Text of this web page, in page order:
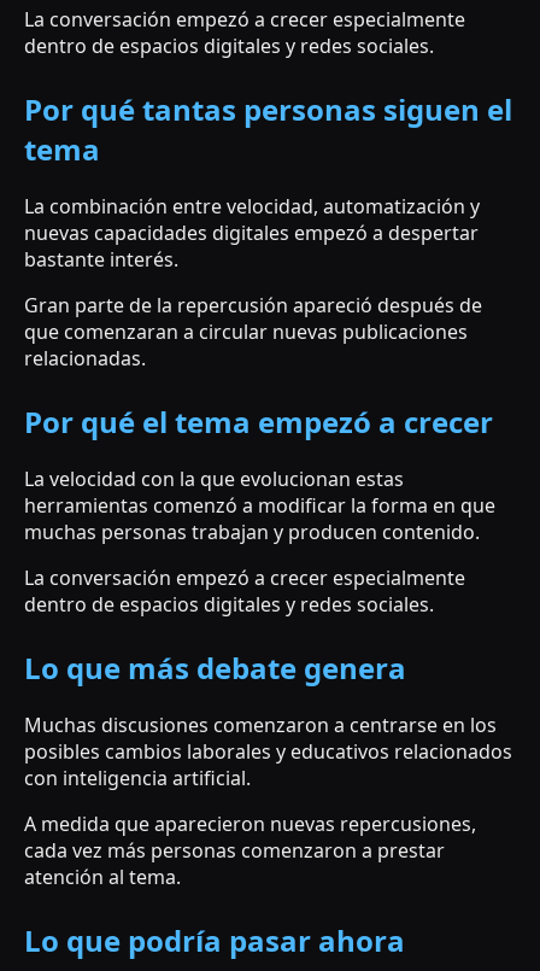
La conversación empezó a crecer especialmente
dentro de espacios digitales y redes sociales.
Por qué tantas personas siguen el
tema
La combinación entre velocidad, automatización y
nuevas capacidades digitales empezó a despertar
bastante interés.
Gran parte de la repercusión apareció después de
que comenzaran a circular nuevas publicaciones
relacionadas.
Por qué el tema empezó a crecer
La velocidad con la que evolucionan estas
herramientas comenzó a modificar la forma en que
muchas personas trabajan y producen contenido.
La conversación empezó a crecer especialmente
dentro de espacios digitales y redes sociales.
Lo que más debate genera
Muchas discusiones comenzaron a centrarse en los
posibles cambios laborales y educativos relacionados
con inteligencia artificial.
A medida que aparecieron nuevas repercusiones,
cada vez más personas comenzaron a prestar
atención al tema.
Lo que podría pasar ahora